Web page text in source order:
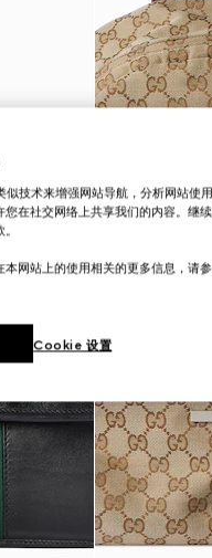
技术来增强网站导航，分析网站使
您在社交网络上共享我们的内容。继
本网站上的使用相关的更多信息，请
Cookie 设置